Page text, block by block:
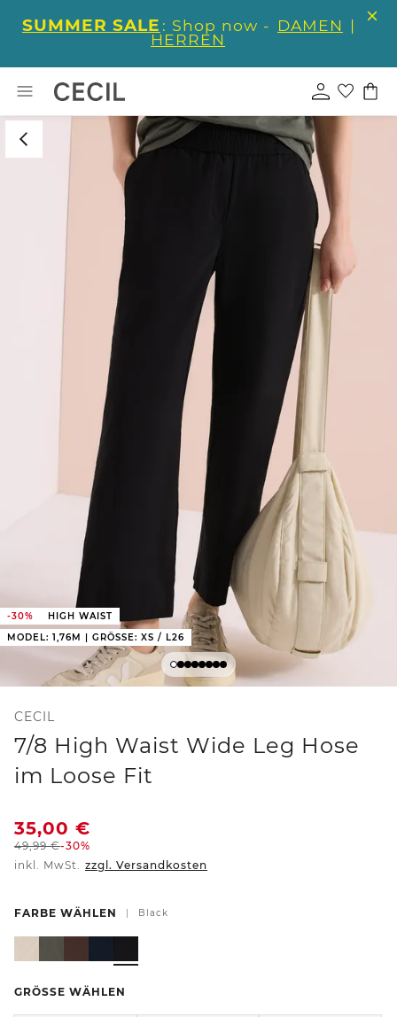
SUMMER SALE : Shop now - DAMEN |
HERREN
-30%
HIGH WAIST
MODEL: 1,76M | GRÖSSE: XS / L26
CECIL
7/8 High Waist Wide Leg Hose
im Loose Fit
35,00 €
49,99€-30%
inkl. MwSt. zzgl. Versandkosten
FARBE WÄHLEN Black
GRÖSSE WÄHLEN